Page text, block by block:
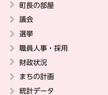
町長の部屋
議会
選挙
職員人事・採用
財政状況
まちの計画
統計データ